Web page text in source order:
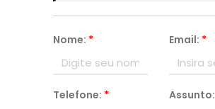
Nome: * Email: *
Telefone: * Assunto: